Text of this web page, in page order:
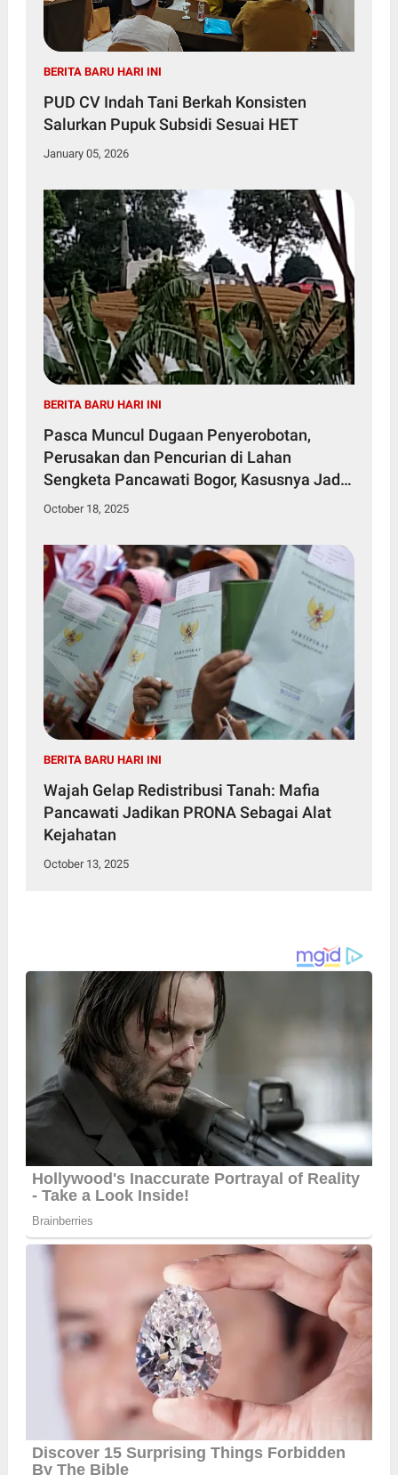
BERITA BARU HARI INI
PUD CV Indah Tani Berkah Konsisten
Salurkan Pupuk Subsidi Sesuai HET
January 05, 2026
BERITA BARU HARI INI
Pasca Muncul Dugaan Penyerobotan,
Perusakan dan Pencurian di Lahan
Sengketa Pancawati Bogor, Kasusnya Jadi
Sorotan Publik
October 18, 2025
BERITA BARU HARI INI
Wajah Gelap Redistribusi Tanah: Mafia
Pancawati Jadikan PRONA Sebagai Alat
Kejahatan
October 13, 2025